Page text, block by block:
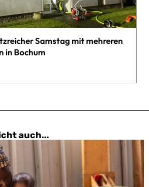
Samstag mit mehreren
in Bochum
auch...